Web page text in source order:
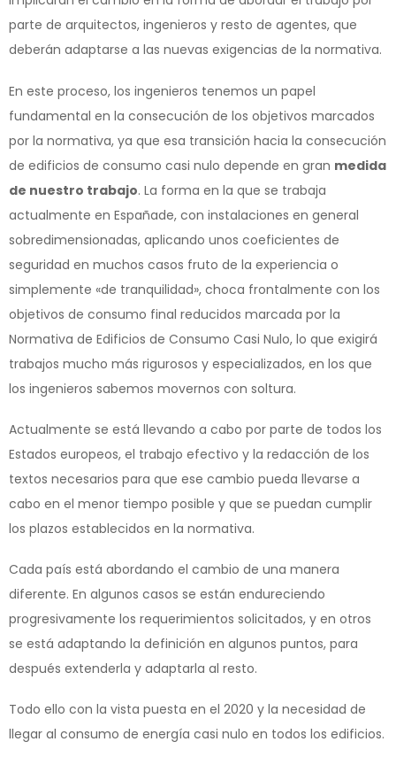
parte de arquitectos, ingenieros y resto de agentes, que
deberán adaptarse a las nuevas exigencias de la normativa.
En este proceso, los ingenieros tenemos un papel
fundamental en la consecución de los objetivos marcados
por la normativa, ya que esa transición hacia la consecución
de edificios de consumo casi nulo depende en gran medida
de nuestro trabajo. La forma en la que se trabaja
actualmente en Españade, con instalaciones en general
sobredimensionadas, aplicando unos coeficientes de
seguridad en muchos casos fruto de la experiencia o
simplemente «de tranquilidad», choca frontalmente con los
objetivos de consumo final reducidos marcada por la
Normativa de Edificios de Consumo Casi Nulo, lo que exigirá
trabajos mucho más rigurosos y especializados, en los que
los ingenieros sabemos movernos con soltura.
Actualmente se está llevando a cabo por parte de todos los
Estados europeos, el trabajo efectivo y la redacción de los
textos necesarios para que ese cambio pueda llevarse a
cabo en el menor tiempo posible y que se puedan cumplir
los plazos establecidos en la normativa.
Cada país está abordando el cambio de una manera
diferente. En algunos casos se están endureciendo
progresivamente los requerimientos solicitados, y en otros
se está adaptando la definición en algunos puntos, para
después extenderla y adaptarla al resto.
Todo ello con la vista puesta en el 2020 y la necesidad de
llegar al consumo de energía casi nulo en todos los edificios.